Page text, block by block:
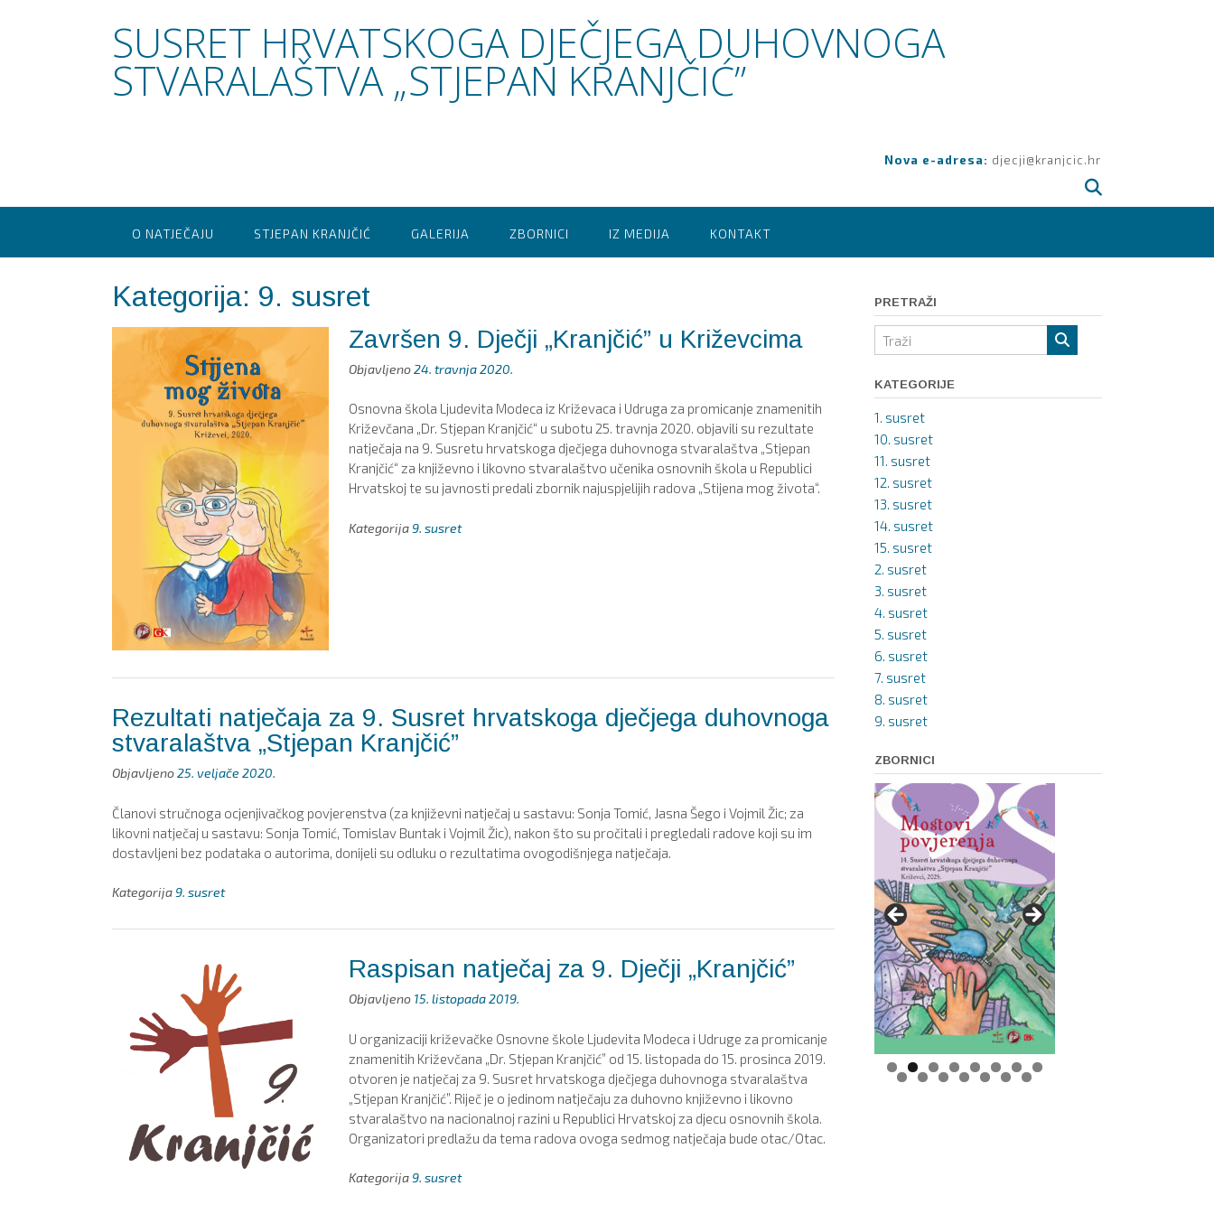
SUSRET HRVATSKOGA DJEČJEGA DUHOVNOGA
STVARALAŠTVA „STJEPAN KRANJČIĆ”
Nova e-adresa: djecji@kranjcic.hr
O NATJEČAJU STJEPAN KRANJČIĆ GALERIJA ZBORNICI IZ MEDIJA KONTAKT
Kategorija: 9. susret
Završen 9. Dječji „Kranjčić” u Križevcima
Objavljeno24. travnja 2020.
Osnovna škola Ljudevita Modeca iz Križevaca i Udruga za promicanje znamenitih
Križevčana „Dr. Stjepan Kranjčić“ u subotu 25. travnja 2020. objavili su rezultate
natječaja na 9. Susretu hrvatskoga dječjega duhovnoga stvaralaštva „Stjepan
Kranjčić“ za književno i likovno stvaralaštvo učenika osnovnih škola u Republici
Hrvatskoj te su javnosti predali zbornik najuspjelijih radova „Stijena mog života“.
Kategorija 9. susret
Rezultati natječaja za 9. Susret hrvatskoga dječjega duhovnoga
stvaralaštva „Stjepan Kranjčić”
Objavljeno25. veljače 2020.
Članovi stručnoga ocjenjivačkog povjerenstva (za književni natječaj u sastavu: Sonja Tomić, Jasna Šego i Vojmil Žic; za
likovni natječaj u sastavu: Sonja Tomić, Tomislav Buntak i Vojmil Žic), nakon što su pročitali i pregledali radove koji su im
dostavljeni bez podataka o autorima, donijeli su odluku o rezultatima ovogodišnjega natječaja.
Kategorija 9. susret
Raspisan natječaj za 9. Dječji „Kranjčić”
Objavljeno 15. listopada 2019.
U organizaciji križevačke Osnovne škole Ljudevita Modeca i Udruge za promicanje
znamenitih Križevčana „Dr. Stjepan Kranjčić” od 15. listopada do 15. prosinca 2019.
otvoren je natječaj za 9. Susret hrvatskoga dječjega duhovnoga stvaralaštva
„Stjepan Kranjčić”. Riječ je o jedinom natječaju za duhovno književno i likovno
stvaralaštvo na nacionalnoj razini u Republici Hrvatskoj za djecu osnovnih škola.
Organizatori predlažu da tema radova ovoga sedmog natječaja bude otac/Otac.
Kategorija 9. susret
PRETRAŽI
KATEGORIJE
1. susret
10. susret
11. susret
12. susret
13. susret
14. susret
15. susret
2. susret
3. susret
4. susret
5. susret
6. susret
7. susret
8. susret
9. susret
ZBORNICI
0 1 2 3 4 5